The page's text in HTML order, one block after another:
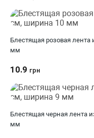
Блестящая розовая
мм
10.9 грн
Блестящая черная лента
мм